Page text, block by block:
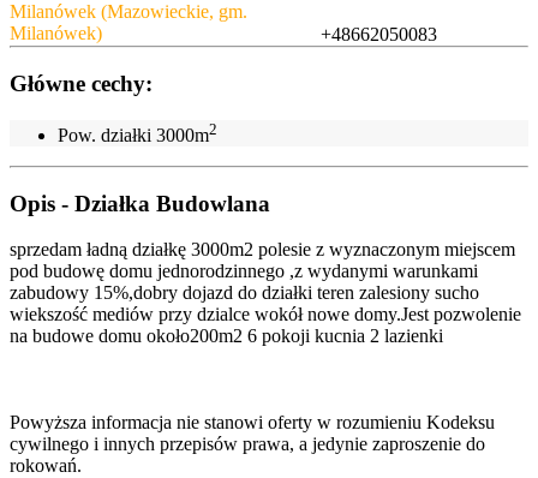
Milanówek (Mazowieckie, gm.
Milanówek)
+48662050083
Główne cechy:
Pow. działki 3000m2
Opis - Działka Budowlana
sprzedam ładną działkę 3000m2 polesie z wyznaczonym miejscem
pod budowę domu jednorodzinnego ,z wydanymi warunkami
zabudowy 15%,dobry dojazd do działki teren zalesiony sucho
wiekszość mediów przy dzialce wokół nowe domy.Jest pozwolenie
na budowe domu około200m2 6 pokoji kucnia 2 lazienki
Powyższa informacja nie stanowi oferty w rozumieniu Kodeksu
cywilnego i innych przepisów prawa, a jedynie zaproszenie do
rokowań.